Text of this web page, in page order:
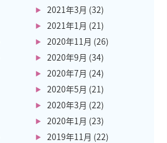
2021年3月 (32)
2021年1月 (21)
2020年11月 (26)
2020年9月 (34)
2020年7月 (24)
2020年5月 (21)
2020年3月 (22)
2020年1月 (23)
2019年11月 (22)